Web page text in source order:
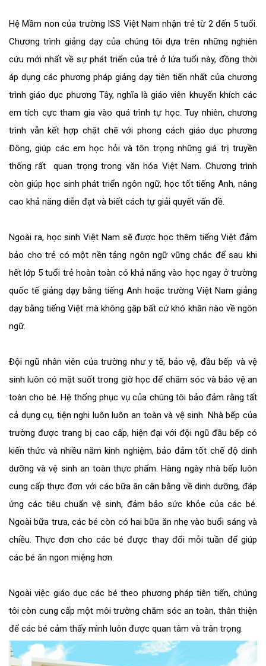
Hệ Mầm non của trường ISS Việt Nam nhận trẻ từ 2 đến 5 tuổi.
Chương trình giảng dạy của chúng tôi dựa trên những nghiên
cứu mới nhất về sự phát triển của trẻ ở lứa tuổi này, đồng thời
áp dụng các phương pháp giảng dạy tiên tiến nhất của chương
trình giáo dục phương Tây, nghĩa là giáo viên khuyến khích các
em tích cực tham gia vào quá trình tự học. Tuy nhiên, chương
trình vẫn kết hợp chặt chẽ với phong cách giáo dục phương
Đông, giúp các em học hỏi và tôn trọng những giá trị truyền
thống rất quan trọng trong văn hóa Việt Nam. Chương trình
còn giúp học sinh phát triển ngôn ngữ, học tốt tiếng Anh, nâng
cao khả năng diễn đạt và biết cách tự giải quyết vấn đề.
Ngoài ra, học sinh Việt Nam sẽ được học thêm tiếng Việt đảm
bảo cho trẻ có một nền tảng ngôn ngữ vững chắc để sau khi
hết lớp 5 tuổi trẻ hoàn toàn có khả năng vào học ngay ở trường
quốc tế giảng dạy bằng tiếng Anh hoặc trường Việt Nam giảng
dạy bằng tiếng Việt mà không gặp bất cứ khó khăn nào về ngôn
ngữ.
Đội ngũ nhân viên của trường như y tế, bảo vệ, đầu bếp và vệ
sinh luôn có mặt suốt trong giờ học để chăm sóc và bảo vệ an
toàn cho bé. Hệ thống phục vụ của chúng tôi bảo đảm rằng tất
cả dụng cụ, tiện nghi luôn luôn an toàn và vệ sinh. Nhà bếp của
trường được trang bị cao cấp, hiện đại với đội ngũ đầu bếp có
kiến thức và nhiều năm kinh nghiệm, bảo đảm tốt chế độ dinh
dưỡng và vệ sinh an toàn thực phẩm. Hàng ngày nhà bếp luôn
cung cấp thực đơn với các bữa ăn cân bằng về dinh dưỡng, đáp
ứng các tiêu chuẩn vệ sinh, đảm bảo sức khỏe của các bé.
Ngoài bữa trưa, các bé còn có hai bữa ăn nhẹ vào buổi sáng và
chiều. Thực đơn cho các bé được thay đổi mỗi tuần để giúp
các bé ăn ngon miệng hơn.
Ngoài việc giáo dục các bé theo phương pháp tiên tiến, chúng
tôi còn cung cấp một môi trường chăm sóc an toàn, thân thiện
để các bé cảm thấy mình luôn được quan tâm và trân trọng.